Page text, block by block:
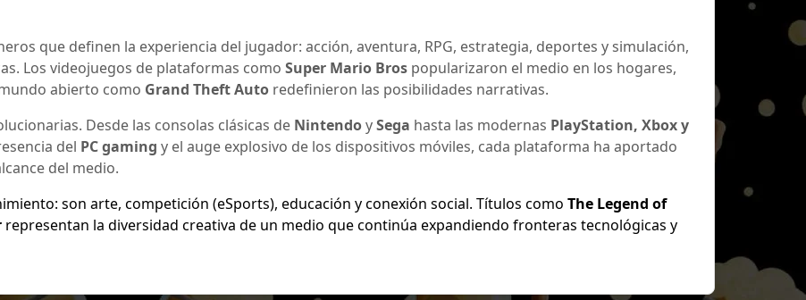
que definen la experiencia del jugador: acción, aventura, RPG, estrategia, deportes y simulación,
Los videojuegos de plataformas como Super Mario Bros popularizaron el medio en los hogares,
abierto como Grand Theft Auto redefinieron las posibilidades narrativas.
Desde las consolas clásicas de NintendoySega hasta las modernas PlayStation, Xbox y
del PC gaming y el auge explosivo de los dispositivos móviles, cada plataforma ha aportado
del medio.
son arte, competición (eSports), educación y conexión social. Títulos como The Legend of
representan la diversidad creativa de un medio que continúa expandiendo fronteras tecnológicas y